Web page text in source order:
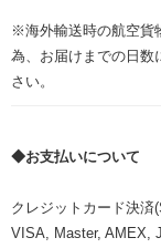
※海外輸送時の航空貨
為、お届けまでの日数
さい。
◆お支払いについて
クレジットカード決済
VISA, Master, AMEX,